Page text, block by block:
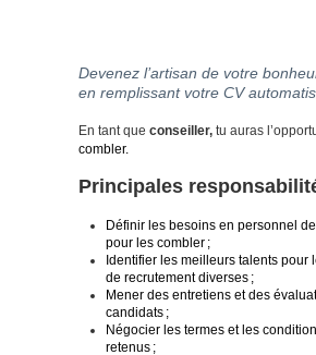
Devenez l’artisan de votre
en remplissant votre CV
En tant que conseiller, tu auras
combler.
Principales
Définir les besoins en personnel
pour les combler ;
Identifier les meilleurs talents pour
de recrutement diverses ;
Mener des entretiens et des
candidats ;
Négocier les termes et les
retenus ;